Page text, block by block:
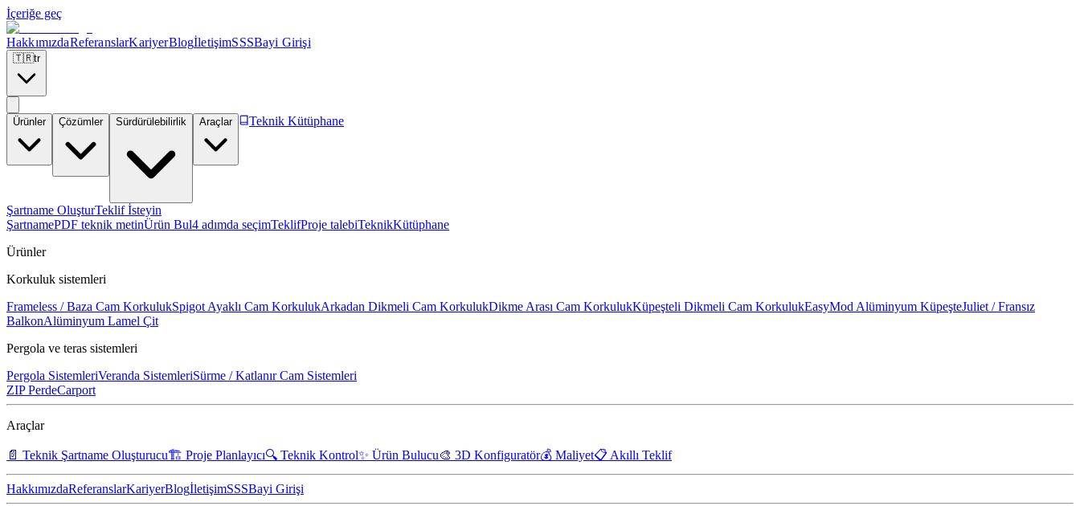
İçeriğe geç
HakkımızdaReferanslarKariyerBlogİletişimSSSBayi Girişi
🇹🇷tr
Ürünler Çözümler Sürdürülebilirlik Araçlar Teknik Kütüphane
Şartname OluşturTeklif İsteyin
ŞartnamePDF teknik metinÜrün Bul4 adımda seçimTeklifProje talebiTeknikKütüphane
Ürünler
Korkuluk sistemleri
Frameless / Baza Cam KorkulukSpigot Ayaklı Cam KorkulukArkadan Dikmeli Cam KorkulukDikme Arası Cam KorkulukKüpeşteli Dikmeli Cam KorkulukEasyMod Alüminyum KüpeşteJuliet / Fransız
BalkonAlüminyum Lamel Çit
Pergola ve teras sistemleri
Pergola SistemleriVeranda SistemleriSürme / Katlanır Cam Sistemleri
ZIP PerdeCarport
Araçlar
📄 Teknik Şartname Oluşturucu🏗️ Proje Planlayıcı🔍 Teknik Kontrol✨ Ürün Bulucu🎨 3D Konfiguratör💰 Maliyet📋 Akıllı Teklif
HakkımızdaReferanslarKariyerBlogİletişimSSSBayi Girişi